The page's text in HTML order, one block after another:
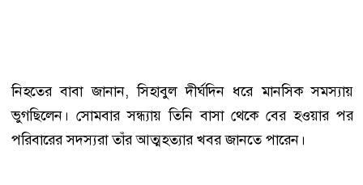
নিহতের বাবা জানান, সিহাবুল দীর্ঘদিন ধরে মানসিক সমস্যায়
ভুগছিলেন। সোমবার সন্ধ্যায় তিনি বাসা থেকে বের হওয়ার পর
পরিবারের সদস্যরা তাঁর আত্মহত্যার খবর জানতে পারেন।